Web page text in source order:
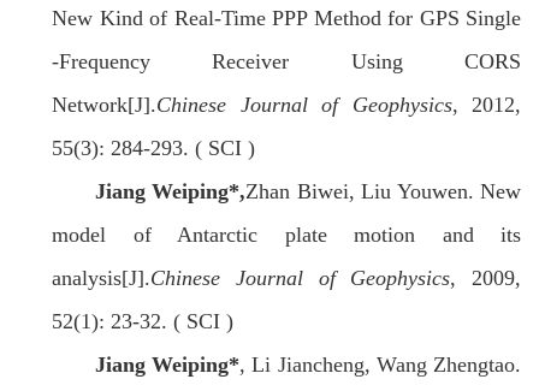
New Kind of Real‐Time PPP Method for GPS Single
‐Frequency Receiver Using CORS
Network[J].Chinese Journal of Geophysics, 2012,
55(3): 284-293. ( SCI )
Jiang Weiping*,Zhan Biwei, Liu Youwen. New
model of Antarctic plate motion and its
analysis[J].Chinese Journal of Geophysics, 2009,
52(1): 23-32. ( SCI )
Jiang Weiping*, Li Jiancheng, Wang Zhengtao.